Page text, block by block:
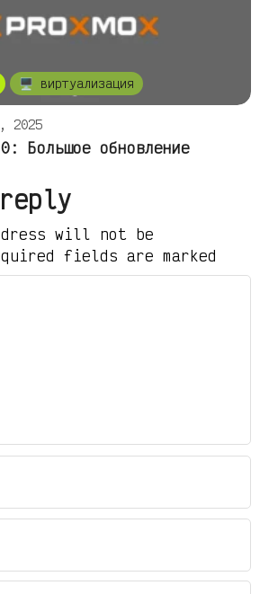
🖥️ виртуализация
2025
Большое обновление
will not be
fields are marked